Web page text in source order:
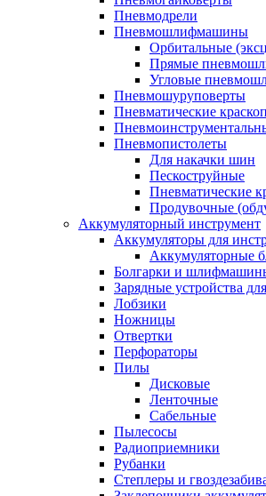
Пневмодрели
Пневмошлифмашины
Орбитальные
Прямые
Угловые
Пневмошуруповерты
Пневматические
Пневмопистолеты
Для накачки шин
Пескоструйные
Пневматические
Продувочные
Аккумуляторный инструмент
Аккумуляторы для
Аккумуляторные
Болгарки и
Зарядные устройства
Лобзики
Ножницы
Отвертки
Перфораторы
Пилы
Дисковые
Ленточные
Сабельные
Пылесосы
Радиоприемники
Рубанки
Степлеры и